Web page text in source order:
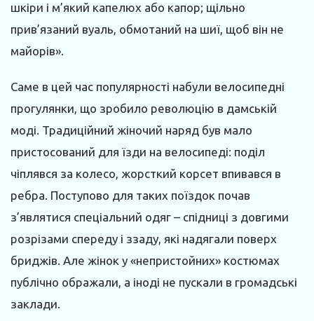
шкіри і м’який капелюх або капор; щільно
прив’язаний вуаль, обмотаний на шиї, щоб він не
майорів».
Саме в цей час популярності набули велосипедні
прогулянки, що зробило революцію в дамській
моді. Традиційний жіночий наряд був мало
пристосований для їзди на велосипеді: поділ
чіплявся за колесо, жорсткий корсет впивався в
ребра. Поступово для таких поїздок почав
з’являтися спеціальний одяг – спідниці з довгими
розрізами спереду і ззаду, які надягали поверх
бриджів. Але жінок у «непристойних» костюмах
публічно ображали, а іноді не пускали в громадські
заклади.